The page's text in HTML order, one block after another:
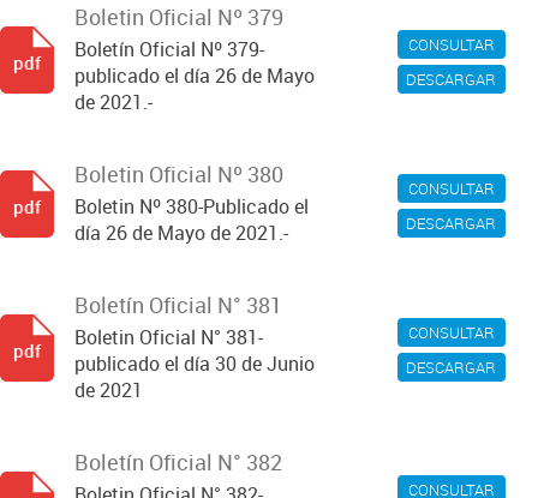
CONSULTAR
DESCARGAR
Boletin Oficial Nº 379
Boletín Oficial Nº 379-
publicado el día 26 de Mayo
de 2021.-
pdf
CONSULTAR
DESCARGAR
Boletin Oficial Nº 380
Boletin Nº 380-Publicado el
día 26 de Mayo de 2021.-
pdf
CONSULTAR
DESCARGAR
Boletín Oficial N° 381
Boletin Oficial N° 381-
publicado el día 30 de Junio
de 2021
pdf
CONSULTAR
Boletín Oficial N° 382